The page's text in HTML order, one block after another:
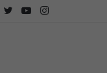
YouTube
Twitter
Facebook